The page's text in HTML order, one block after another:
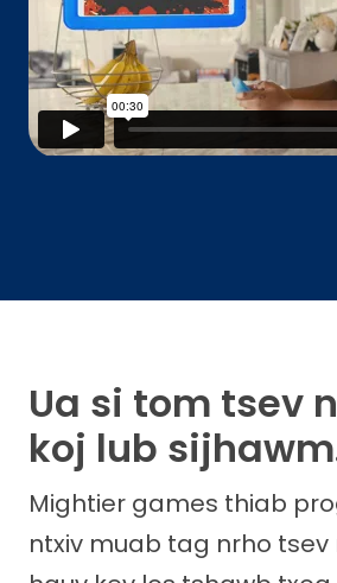
Ua si tom tsev
koj lub
Mightier games thiab
ntxiv muab tag nrho tsev